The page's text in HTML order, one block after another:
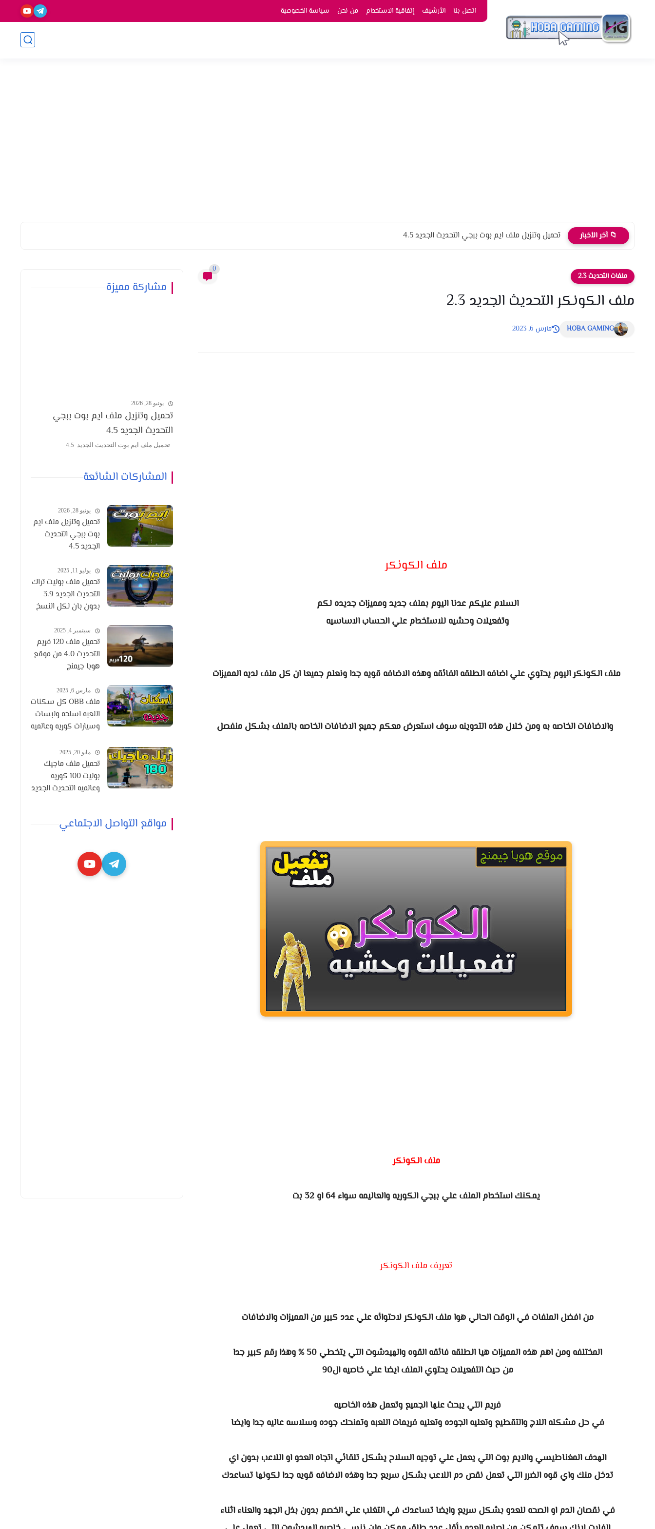
اتصل بنا الأرشيف إتفاقية الاستخدام من نحن سياسة الخصوصية
📁 آخر الأخبار تحميل وتنزيل ملف ايم بوت ببجي التحديث الجديد 4.5
ملفات التحديث 2.3
0
ملف الكونكر التحديث الجديد 2.3
HOBA GAMING مارس 6, 2023
ملف الكونكر
السلام عليكم عدنا اليوم بملف جديد ومميزات جديده لكم
وتفعيلات وحشيه للاستخدام علي الحساب الاساسيه
ملف الكونكر اليوم يحتوي علي اضافه الطلقه الفائقه وهذه الاضافه قويه جدا ونعلم جميعا ان كل ملف لديه المميزات
والاضافات الخاصه به ومن خلال هذه التدوينه سوف استعرض معكم جميع الاضافات الخاصه بالملف بشكل منفصل
ملف الكونكر
يمكنك استخدام الملف علي ببجي الكوريه والعاليمه سواء 64 او 32 بت
تعريف ملف الكونكر
من افضل الملفات في الوقت الحالي هوا ملف الكونكر لاحتوائه علي عدد كبير من المميزات والاضافات
المختلفه ومن اهم هذه المميزات هيا الطلقه فائقه القوه والهيدشوت التي يتخطي 50 % وهذا رقم كبير جدا
من حيث التفعيلات يحتوي الملف ايضا علي خاصيه ال90
فريم التي يبحث عنها الجميع وتعمل هذه الخاصيه
في حل مشكله اللاج والتقطيع وتعليه الجوده وتعليه فريمات اللعبه وتمنحك جوده وسلاسه عاليه جدا وايضا
الهدف المغناطيسي والايم بوت التي يعمل علي توجيه السلاح يشكل تلقائي اتجاه العدو او اللاعب بدون اي
تدخل منك واي قوه الضرر التي تعمل نقص دم اللاعب بشكل سريع جدا وهذه الاضافه قويه جدا لكونها تساعدك
في نقصان الدم او الصحه للعدو بشكل سريع وايضا تساعدك في التغلب علي الخصم بدون بذل الجهد والعناء اثناء
مشاركة مميزة
يونيو 28, 2026
تحميل وتنزيل ملف ايم بوت ببجي
التحديث الجديد 4.5
تحميل ملف ايم بوت التحديث الجديد 4.5
المشاركات الشائعة
يونيو 28, 2026
تحميل وتنزيل ملف ايم
بوت ببجي التحديث
الجديد 4.5
يوليو 11, 2025
تحميل ملف بوليت تراك
التحديث الجديد 3.9
بدون بان لكل النسخ
سبتمبر 4, 2025
تحميل ملف 120 فريم
التحديث 4.0 من موقع
هوبا جيمنج
مارس 6, 2025
ملف OBB كل سكنات
اللعبه اسلحه ولبسات
وسيارات كوريه وعالميه
مايو 20, 2025
تحميل ملف ماجيك
بوليت 100 كوريه
وعالميه التحديث الجديد
مواقع التواصل الاجتماعي